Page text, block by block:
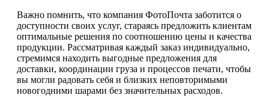
Важно помнить, что компания ФотоПочта заботится о
доступности своих услуг, стараясь предложить клиентам
оптимальные решения по соотношению цены и качества
продукции. Рассматривая каждый заказ индивидуально,
стремимся находить выгодные предложения для
доставки, координации груза и процессов печати, чтобы
вы могли радовать себя и близких неповторимыми
новогодними шарами без значительных расходов.